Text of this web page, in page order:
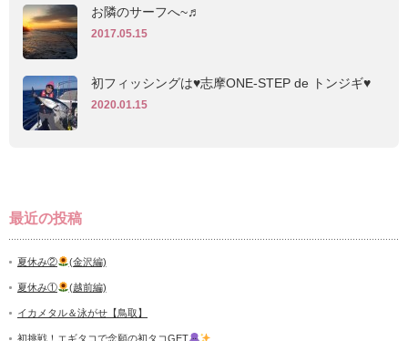
お隣のサーフへ~♬
2017.05.15
初フィッシングは♥志摩ONE-STEP de トンジギ♥
2020.01.15
最近の投稿
夏休み② (金沢編)
夏休み① (越前編)
イカメタル＆泳がせ【鳥取】
初挑戦！エギタコで念願の初タコGET